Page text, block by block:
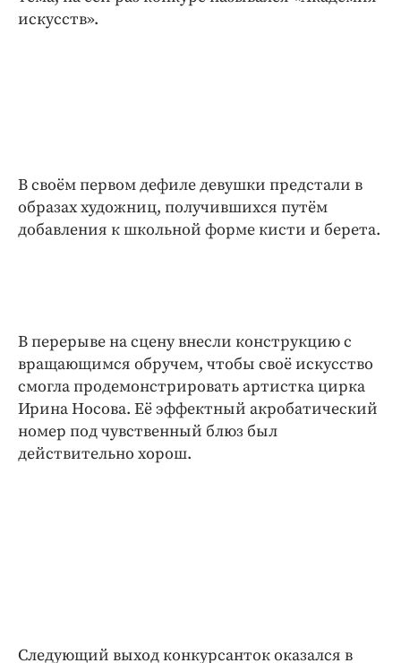
искусств».
В своём первом дефиле девушки предстали в
образах художниц, получившихся путём
добавления к школьной форме кисти и берета.
В перерыве на сцену внесли конструкцию с
вращающимся обручем, чтобы своё искусство
смогла продемонстрировать артистка цирка
Ирина Носова. Её эффектный акробатический
номер под чувственный блюз был
действительно хорош.
Следующий выход конкурсанток оказался в